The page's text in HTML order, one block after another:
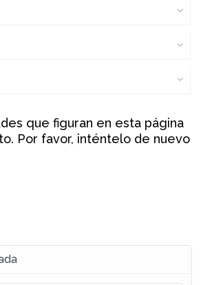
que figuran en esta página
Por favor, inténtelo de nuevo